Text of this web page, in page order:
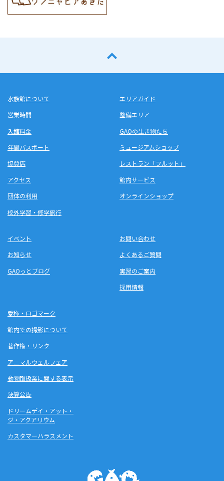
水族館について
営業時間
入館料金
年間パスポート
協賛店
アクセス
団体の利用
校外学習・修学旅行
エリアガイド
整備エリア
GAOの生き物たち
ミュージアムショップ
レストラン「フルット」
館内サービス
オンラインショップ
イベント
お知らせ
GAOっとブログ
お問い合わせ
よくあるご質問
実習のご案内
採用情報
愛称・ロゴマーク
館内での撮影について
著作権・リンク
アニマルウェルフェア
動物取扱業に関する表示
決算公告
ドリームデイ・アット・
ジ・アクアリウム
カスタマーハラスメント